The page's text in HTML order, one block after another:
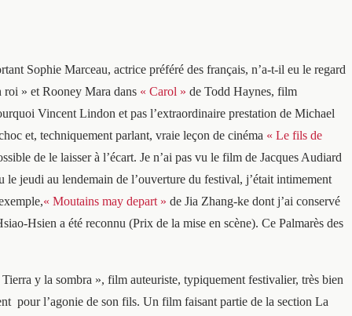
Sophie Marceau, actrice préféré des français, n’a-t-il eu le regard
roi » et Rooney Mara dans « Carol » de Todd Haynes, film
Vincent Lindon et pas l’extraordinaire prestation de Michael
et, techniquement parlant, vraie leçon de cinéma « Le fils de
de le laisser à l’écart. Je n’ai pas vu le film de Jacques Audiard
jeudi au lendemain de l’ouverture du festival, j’était intimement
« Moutains may depart » de Jia Zhang-ke dont j’ai conservé
Hsien a été reconnu (Prix de la mise en scène). Ce Palmarès des
y la sombra », film auteuriste, typiquement festivalier, très bien
pour l’agonie de son fils. Un film faisant partie de la section La